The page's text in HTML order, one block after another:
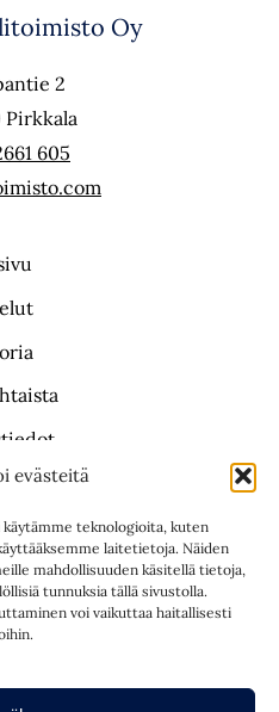
evästeitä
käytämme teknologioita, kuten
laitetietoja. Näiden
mahdollisuuden käsitellä tietoja,
tunnuksia tällä sivustolla.
voi vaikuttaa haitallisesti
Oy
2
Pirkkala
605